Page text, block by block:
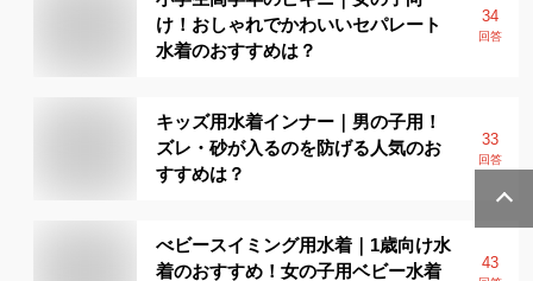
け！おしゃれでかわいいセパレート
水着のおすすめは？
34
回答
キッズ用水着インナー｜男の子用！
ズレ・砂が入るのを防げる人気のお
すすめは？
33
回答
べビースイミング用水着｜1歳向け水
着のおすすめ！女の子用ベビー水着
43